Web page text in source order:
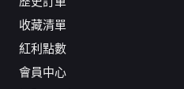
收藏清單
紅利點數
會員中心